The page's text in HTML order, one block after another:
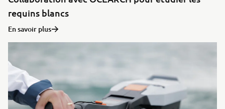
requins blancs
En savoir plus